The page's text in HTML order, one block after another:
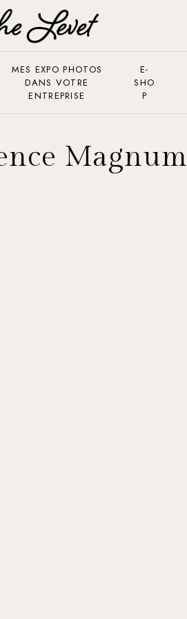
MES EXPO PHOTOS
DANS VOTRE
ENTREPRISE
E-
SHO
P
Magnum